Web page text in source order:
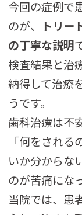
今回の症例で
のが、
トリー
の丁寧な説明
検査結果と治
納得して治療
うです。
歯科治療は不
「何をされ
いか分からな
のが苦痛にな
当院では、患